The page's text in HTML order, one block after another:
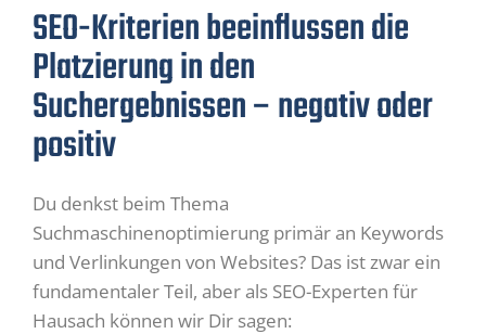
SEO-Kriterien beeinflussen die
Platzierung in den
Suchergebnissen – negativ oder
positiv
Du denkst beim Thema
Suchmaschinenoptimierung primär an Keywords
und Verlinkungen von Websites? Das ist zwar ein
fundamentaler Teil, aber als SEO-Experten für
Hausach können wir Dir sagen: